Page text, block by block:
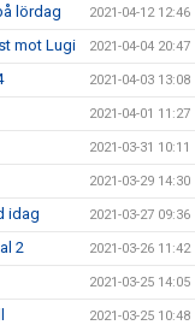
lördag 2021-04-12 12:46
mot Lugi 2021-04-04 20:47
2021-04-03 13:08
2021-04-01 11:27
2021-03-31 10:11
2021-03-29 14:30
idag 2021-03-27 09:36
2 2021-03-26 11:42
2021-03-25 14:05
2021-03-25 10:48